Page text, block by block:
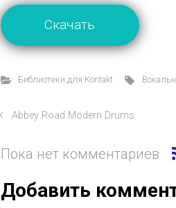
Скачать
Библиотеки для Kontakt
Abbey Road Modern Drums
Пока нет комментариев
Добавить